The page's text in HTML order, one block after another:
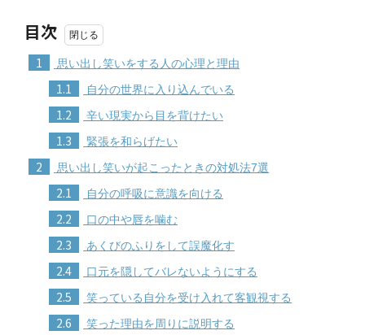
目次
1 思い出し笑いをする人の心理と理由
1.1 自分の世界に入り込んでいる
1.2 辛い現実から目を背けたい
1.3 緊張を和らげたい
2 思い出し笑いが起こったときの対処法7選
2.1 自分の呼吸に意識を向ける
2.2 口の中や唇を噛む
2.3 あくびのふりをして誤魔化す
2.4 口元を隠してバレないようにする
2.5 笑っている自分を受け入れて客観視する
2.6 笑った理由を周りに説明する